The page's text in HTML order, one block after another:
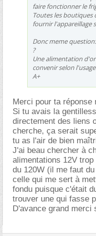
faire fonctionner le
Toutes les
fournir l'appareillage
Donc meme
?
Une alimentation
convenir selon
A+
Merci pour ta réponse
Si tu avais la
directement des liens
cherche, ça serait
tu as l'air de bien
J'ai beau chercher à
alimentations 12V
du 120W (il me faut
celle qui me sert à
fondu puisque c'était
trouver une qui fasse
D'avance grand merci